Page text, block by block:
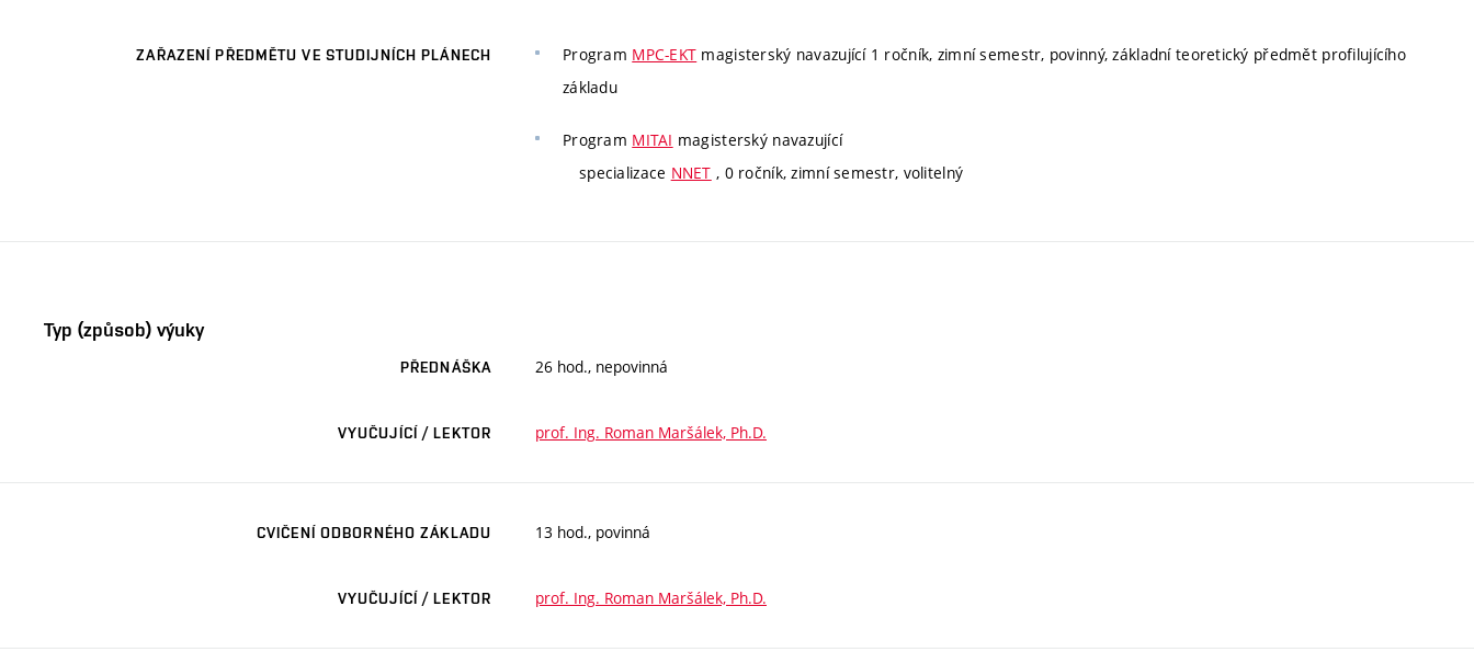
ZAŘAZENÍ PŘEDMĚTU VE STUDIJNÍCH PLÁNECH Program MPC-EKT magisterský navazující 1 ročník, zimní semestr, povinný, základní teoretický předmět profilujícího
základu
Program MITAI magisterský navazující
specializace NNET , 0 ročník, zimní semestr, volitelný
Typ (způsob) výuky
PŘEDNÁŠKA 26 hod., nepovinná
VYUČUJÍCÍ / LEKTOR prof. Ing. Roman Maršálek, Ph.D.
CVIČENÍ ODBORNÉHO ZÁKLADU 13 hod., povinná
VYUČUJÍCÍ / LEKTOR prof. Ing. Roman Maršálek, Ph.D.